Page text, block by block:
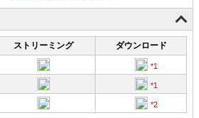
ストリーミング
ダウンロード